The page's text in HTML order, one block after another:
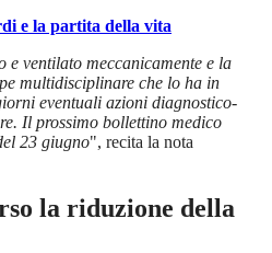
e la partita della vita
e ventilato meccanicamente e la
multidisciplinare che lo ha in
eventuali azioni diagnostico-
Il prossimo bollettino medico
23 giugno", recita la nota
la riduzione della